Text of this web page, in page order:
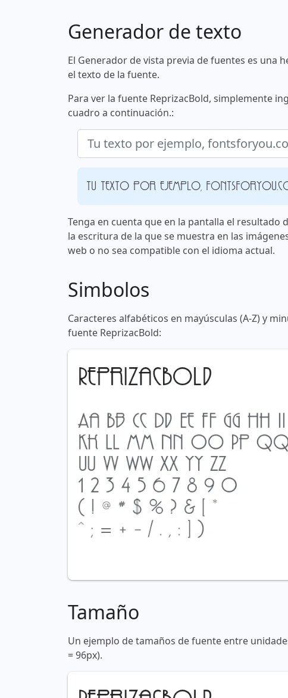
Generador de texto
El Generador de vista previa de fuentes es una
el texto de la fuente.
Para ver la fuente ReprizacBold, simplemente
cuadro a continuación.:
Tu texto por ejemplo,
Tenga en cuenta que en la pantalla el
la escritura de la que se muestra en las
web o no sea compatible con el idioma actual.
Simbolos
Caracteres alfabéticos en mayúsculas (A-Z) y
fuente ReprizacBold:
Tamaño
Un ejemplo de tamaños de fuente entre
= 96px).